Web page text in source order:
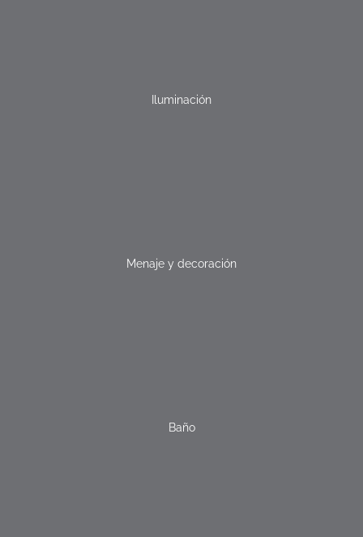
Iluminación
Menaje y decoración
Baño